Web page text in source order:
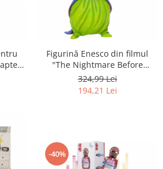
de cusut
Figurină Enesco din filmul
"The Nightmare Before
Christmas" - RESIGILAT
324,99 Lei
194,21 Lei
-40%